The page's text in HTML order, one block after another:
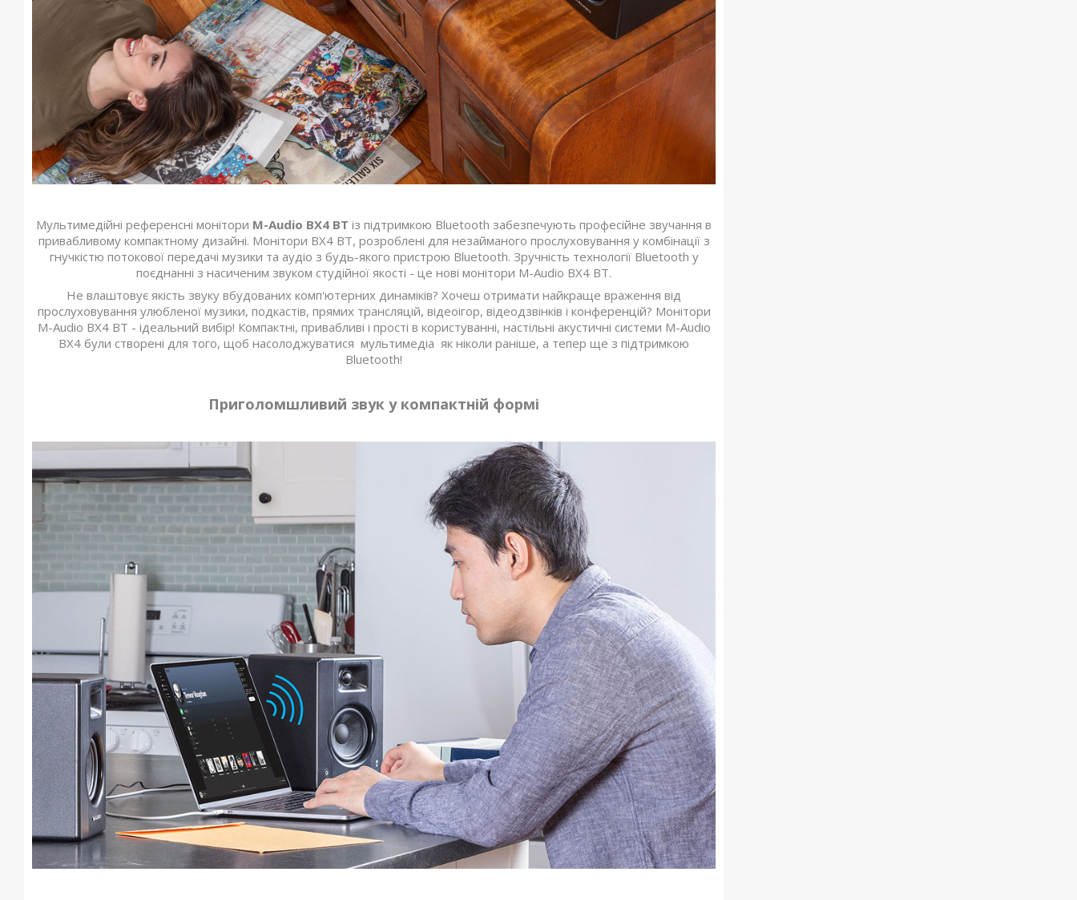
Мультимедійні референсні монітори M-Audio BX4 BT із підтримкою Bluetooth забезпечують професійне звучання в
привабливому компактному дизайні. Монітори BX4 BT, розроблені для незайманого прослуховування у комбінації з
гнучкістю потокової передачі музики та аудіо з будь-якого пристрою Bluetooth. Зручність технології Bluetooth у
поєднанні з насиченим звуком студійної якості - це нові монітори M-Audio BX4 BT.
Не влаштовує якість звуку вбудованих комп'ютерних динаміків? Хочеш отримати найкраще враження від
прослуховування улюбленої музики, подкастів, прямих трансляцій, відеоігор, відеодзвінків і конференцій? Монітори
M-Audio BX4 BT - ідеальний вибір! Компактні, привабливі і прості в користуванні, настільні акустичні системи M-Audio
BX4 були створені для того, щоб насолоджуватися мультимедіа як ніколи раніше, а тепер ще з підтримкою
Bluetooth!
Приголомшливий звук у компактній формі